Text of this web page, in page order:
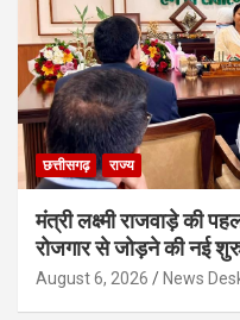
छत्तीसगढ़ राज्य
मंत्री लक्ष्मी राजवाड़े की
रोजगार से जोड़ने की नई
August 6, 2026 News